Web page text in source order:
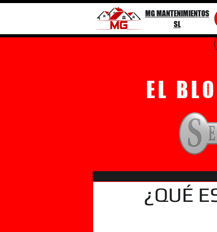
MG MANTENIMIENTOS
SL
EL
¿QUÉ